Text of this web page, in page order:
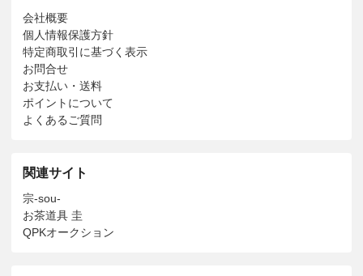
会社概要
個人情報保護方針
特定商取引に基づく表示
お問合せ
お支払い・送料
ポイントについて
よくあるご質問
関連サイト
宗-sou-
お茶道具 圭
QPKオークション